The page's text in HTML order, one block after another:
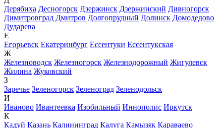
Дерябиха Десногорск Дзержинск Дзержинский Дивногорск
Димитровград Дмитров Долгопрудный Долинск Домодедово
Дударева
Е
Егорьевск Екатеринбург Ессентуки Ессентукская
Ж
Железноводск Железногорск Железнодорожный Жигулевск
Жилина Жуковский
З
Заречье Зеленогорск Зеленоград Зеленодольск
И
Иваново Ивантеевка Изобильный Иннополис Иркутск
К
Кадуй Казань Калининград Калуга Камызяк Караваево